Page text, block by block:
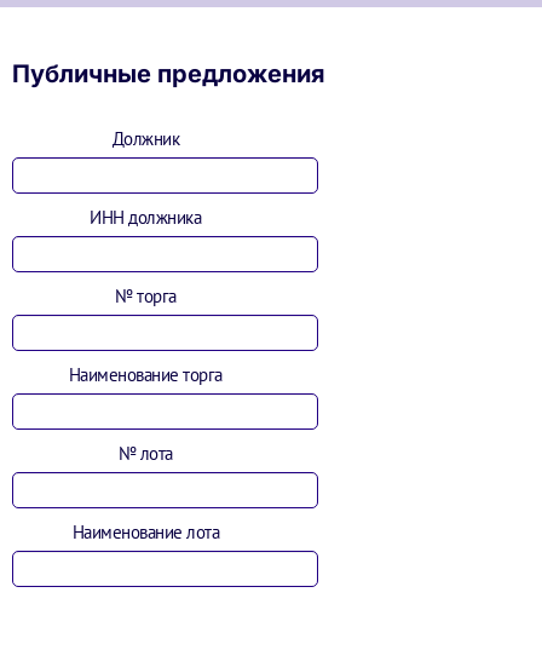
Публичные предложения
Должник
ИНН должника
№ торга
Наименование торга
№ лота
Наименование лота